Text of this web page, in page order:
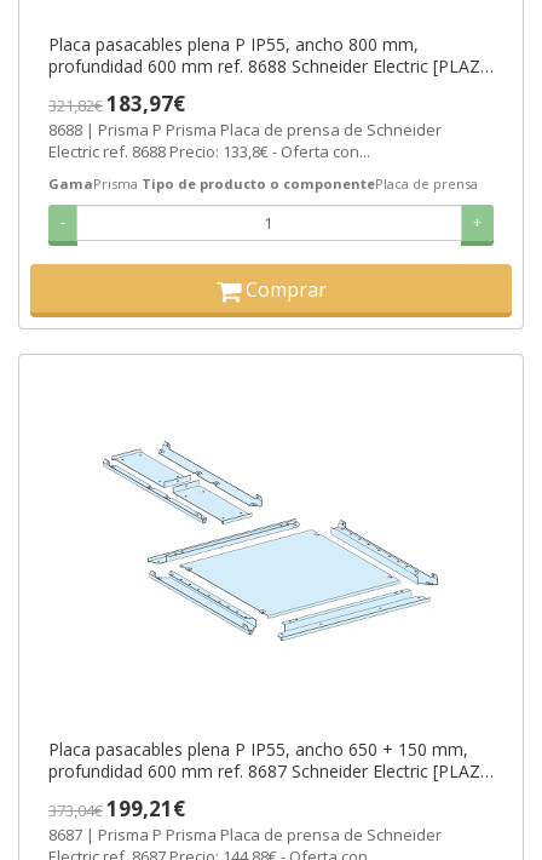
Placa pasacables plena P IP55, ancho 800 mm,
profundidad 600 mm ref. 8688 Schneider Electric [PLAZO
321,82€183,97€
8688 | Prisma P Prisma Placa de prensa de Schneider
Electric ref. 8688 Precio: 133,8€ - Oferta con...
GamaPrisma Tipo de producto o componentePlaca de prensa
- +
Comprar
Placa pasacables plena P IP55, ancho 650 + 150 mm,
profundidad 600 mm ref. 8687 Schneider Electric [PLAZO
373,04€199,21€
8687 | Prisma P Prisma Placa de prensa de Schneider